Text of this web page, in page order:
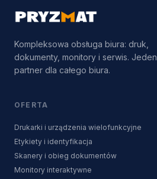
Kompleksowa obsługa biura: druk,
dokumenty, monitory i serwis. Jeden
partner dla całego biura.
OFERTA
Drukarki i urządzenia wielofunkcyjne
Etykiety i identyfikacja
Skanery i obieg dokumentów
Monitory interaktywne